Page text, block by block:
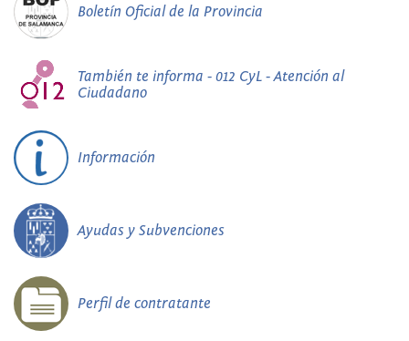
Boletín Oficial de la Provincia
También te informa - 012 CyL - Atención al
Ciudadano
Información
Ayudas y Subvenciones
Perfil de contratante